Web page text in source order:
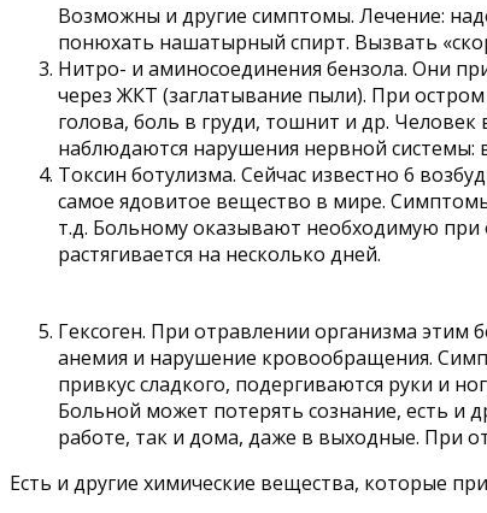
Возможны и другие симптомы. Лечение:
понюхать нашатырный спирт. Вызвать
Нитро- и аминосоединения бензола. Они
через ЖКТ (заглатывание пыли). При
голова, боль в груди, тошнит и др.
наблюдаются нарушения нервной системы:
Токсин ботулизма. Сейчас известно 6
самое ядовитое вещество в мире. Симптомы
т.д. Больному оказывают необходимую
растягивается на несколько дней.
Гексоген. При отравлении организма этим
анемия и нарушение кровообращения.
привкус сладкого, подергиваются руки и
Больной может потерять сознание, есть и
работе, так и дома, даже в выходные. При
Есть и другие химические вещества, которые